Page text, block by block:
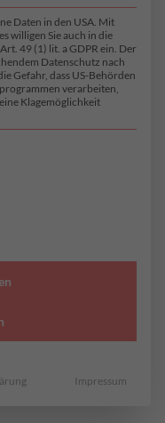
Stolz der Welt
entworfen, die deine
aufregenden
Daten in den USA. Mit
willigen Sie auch in die
49 (1) lit. a GDPR ein. Der
Datenschutz nach
Gefahr, dass US-Behörden
verarbeiten,
Klagemöglichkeit
GRUPPEN, FÜR
Impressum